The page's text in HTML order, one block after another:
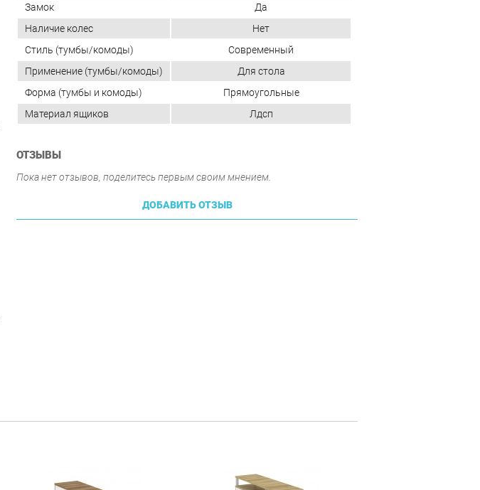
Замок
Да
Наличие колес
Нет
Стиль (тумбы/комоды)
Современный
Применение (тумбы/комоды)
Для стола
Форма (тумбы и комоды)
Прямоугольные
Материал ящиков
Лдсп
ОТЗЫВЫ
Пока нет отзывов, поделитесь первым своим мнением.
ДОБАВИТЬ ОТЗЫВ